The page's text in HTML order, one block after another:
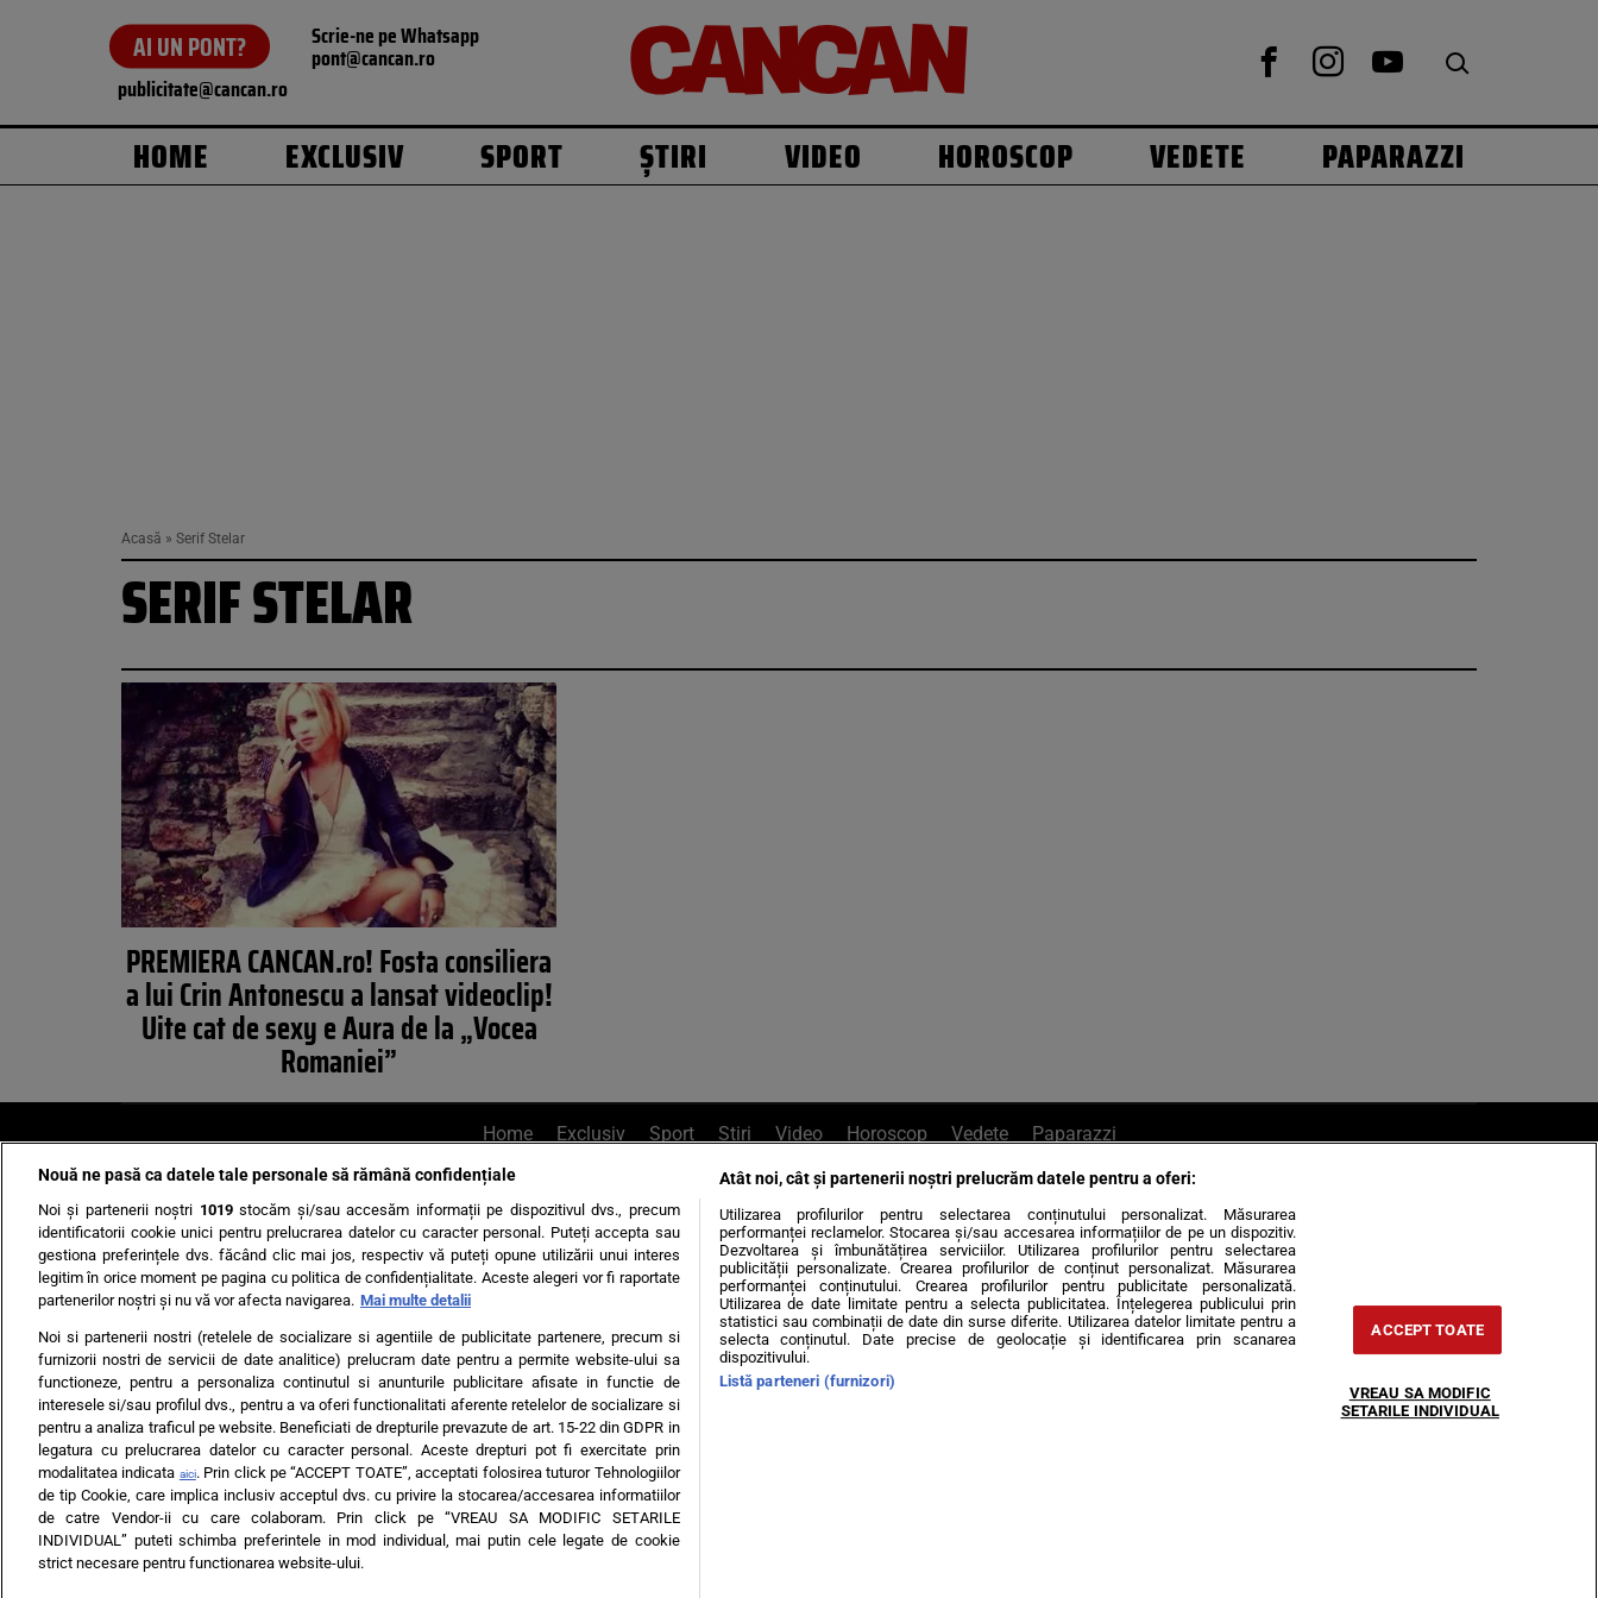
AI UN PONT? Scrie-ne pe Whatsapp
pont@cancan.ro
publicitate@cancan.ro
HOME EXCLUSIV SPORT ȘTIRI VIDEO HOROSCOP VEDETE PAPARAZZI
Acasă » Serif Stelar
SERIF STELAR
PREMIERA CANCAN.ro! Fosta consiliera
a lui Crin Antonescu a lansat videoclip!
Uite cat de sexy e Aura de la „Vocea
Romaniei”
Home Exclusiv Sport Știri Video Horoscop Vedete Paparazzi
AI UN PONT? Scrie-ne pe Whatsapp, sună la 0741226226 sau trimite mail la pont@cancan.ro
Știri interne Știri externe Politică
Ultimele stiri Diete Insula Iubirii Dictionar de vise LIFE STYLE Horoscop
Echipa editorială Termeni si condiții Politica de confidențialitate
Nouă ne pasă ca datele tale personale să rămână confidențiale
Noi și partenerii noștri 1019stocăm și/sau accesăm informații pe dispozitivul dvs., precum
identificatorii cookie unici pentru prelucrarea datelor cu caracter personal. Puteți accepta sau
gestiona preferințele dvs. făcând clic mai jos, respectiv vă puteți opune utilizării unui interes
legitim în orice moment pe pagina cu politica de confidențialitate. Aceste alegeri vor fi raportate
partenerilor noștri și nu vă vor afecta navigarea. Mai multe detalii
Noi si partenerii nostri (retelele de socializare si agentiile de publicitate partenere, precum si
furnizorii nostri de servicii de date analitice) prelucram date pentru a permite website-ului sa
functioneze, pentru a personaliza continutul si anunturile publicitare afisate in functie de
interesele si/sau profilul dvs., pentru a va oferi functionalitati aferente retelelor de socializare si
pentru a analiza traficul pe website. Beneficiati de drepturile prevazute de art. 15-22 din GDPR in
legatura cu prelucrarea datelor cu caracter personal. Aceste drepturi pot fi exercitate prin
modalitatea indicata aici. Prin click pe “ACCEPT TOATE”, acceptati folosirea tuturor Tehnologiilor
de tip Cookie, care implica inclusiv acceptul dvs. cu privire la stocarea/accesarea informatiilor
de catre Vendor-ii cu care colaboram. Prin click pe “VREAU SA MODIFIC SETARILE
INDIVIDUAL” puteti schimba preferintele in mod individual, mai putin cele legate de cookie
strict necesare pentru functionarea website-ului.
Atât noi, cât și partenerii noștri prelucrăm datele pentru a oferi:
Utilizarea profilurilor pentru selectarea conținutului personalizat. Măsurarea
performanței reclamelor. Stocarea și/sau accesarea informațiilor de pe un dispozitiv.
Dezvoltarea și îmbunătățirea serviciilor. Utilizarea profilurilor pentru selectarea
publicității personalizate. Crearea profilurilor de conținut personalizat. Măsurarea
performanței conținutului. Crearea profilurilor pentru publicitate personalizată.
Utilizarea de date limitate pentru a selecta publicitatea. Înțelegerea publicului prin
statistici sau combinații de date din surse diferite. Utilizarea datelor limitate pentru a
selecta conținutul. Date precise de geolocație și identificarea prin scanarea
dispozitivului.
Listă parteneri (furnizori)
ACCEPT TOATE
VREAU SA MODIFIC
SETARILE INDIVIDUAL